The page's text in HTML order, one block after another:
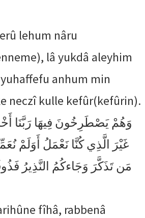
lehum nâru
lâ yukdâ aleyhim
anhum min
neczî kulle kefûr(kefûrin).
وَهُمْ يَصْطَرِخُونَ فِيهَا رَبَّنَا
غَيْرَ الَّذِي كُنَّا نَعْمَلُ أَوَلَمْ
مَن تَذَكَّرَ وَجَاءكُمُ النَّذِيرُ
fîhâ, rabbenâ